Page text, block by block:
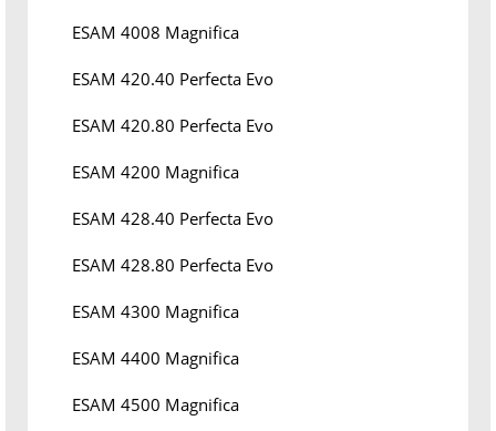
ESAM 4008 Magnifica
ESAM 420.40 Perfecta Evo
ESAM 420.80 Perfecta Evo
ESAM 4200 Magnifica
ESAM 428.40 Perfecta Evo
ESAM 428.80 Perfecta Evo
ESAM 4300 Magnifica
ESAM 4400 Magnifica
ESAM 4500 Magnifica